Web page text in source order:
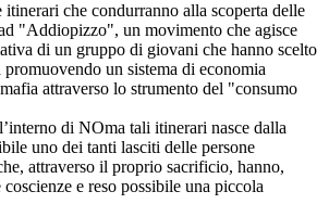
che condurranno alla scoperta delle
"Addiopizzo", un movimento che agisce
di un gruppo di giovani che hanno scelto
un sistema di economia
attraverso lo strumento del "consumo
di NOma tali itinerari nasce dalla
uno dei tanti lasciti delle persone
attraverso il proprio sacrificio, hanno,
e reso possibile una piccola